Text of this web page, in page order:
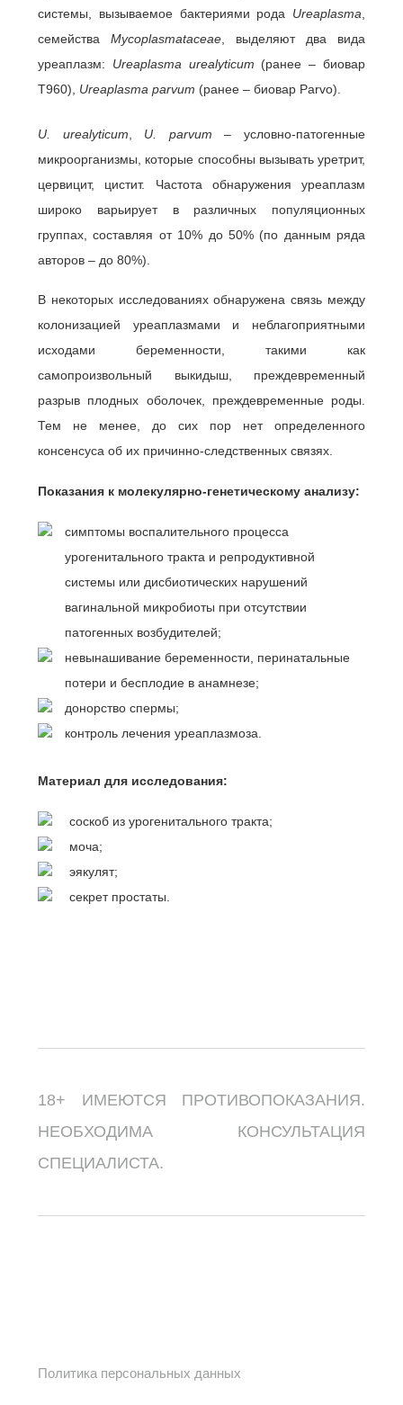
системы, вызываемое бактериями рода Ureaplasma
семейства Mycoplasmataceae , выделяют два вида
уреаплазм: Ureaplasma urealyticum (ранее – биовар
Т960), Ureaplasma parvum (ранее – биовар Parvo).
U. urealyticum U. parvum – условно-патогенные
микроорганизмы, которые способны вызывать уретрит,
цервицит, цистит. Частота обнаружения уреаплазм
широко варьирует в различных популяционных
группах, составляя от 10% до 50% (по данным ряда
авторов – до 80%).
В некоторых исследованиях обнаружена связь между
колонизацией уреаплазмами и неблагоприятными
исходами беременности, такими как
самопроизвольный выкидыш, преждевременный
разрыв плодных оболочек, преждевременные роды.
Тем не менее, до сих пор нет определенного
консенсуса об их причинно-следственных связях.
Показания к молекулярно-генетическому анализу:
симптомы воспалительного процесса
урогенитального тракта и репродуктивной
системы или дисбиотических нарушений
вагинальной микробиоты при отсутствии
патогенных возбудителей;
невынашивание беременности, перинатальные
потери и бесплодие в анамнезе;
донорство спермы;
контроль лечения уреаплазмоза.
Материал для исследования:
соскоб из урогенитального тракта;
моча;
эякулят;
секрет простаты.
18+ ИМЕЮТСЯ ПРОТИВОПОКАЗАНИЯ.
НЕОБХОДИМА КОНСУЛЬТАЦИЯ
СПЕЦИАЛИСТА.
Политика персональных данных